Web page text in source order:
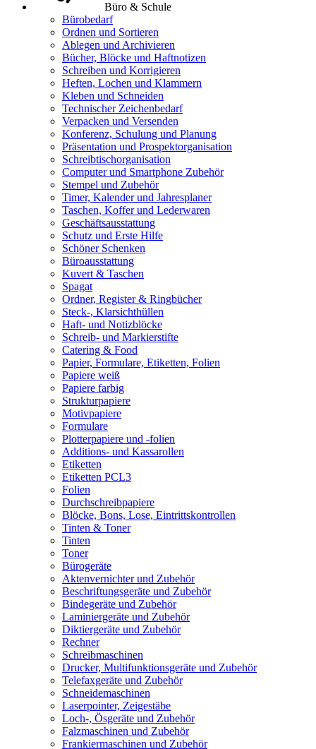
Büro & Schule
Bürobedarf
Ordnen und Sortieren
Ablegen und Archivieren
Bücher, Blöcke und Haftnotizen
Schreiben und Korrigieren
Heften, Lochen und Klammern
Kleben und Schneiden
Technischer Zeichenbedarf
Verpacken und Versenden
Konferenz, Schulung und Planung
Präsentation und Prospektorganisation
Schreibtischorganisation
Computer und Smartphone Zubehör
Stempel und Zubehör
Timer, Kalender und Jahresplaner
Taschen, Koffer und Lederwaren
Geschäftsausstattung
Schutz und Erste Hilfe
Schöner Schenken
Büroausstattung
Kuvert & Taschen
Spagat
Ordner, Register & Ringbücher
Steck-, Klarsichthüllen
Haft- und Notizblöcke
Schreib- und Markierstifte
Catering & Food
Papier, Formulare, Etiketten, Folien
Papiere weiß
Papiere farbig
Strukturpapiere
Motivpapiere
Formulare
Plotterpapiere und -folien
Additions- und Kassarollen
Etiketten
Etiketten PCL3
Folien
Durchschreibpapiere
Blöcke, Bons, Lose, Eintrittskontrollen
Tinten & Toner
Tinten
Toner
Bürogeräte
Aktenvernichter und Zubehör
Beschriftungsgeräte und Zubehör
Bindegeräte und Zubehör
Laminiergeräte und Zubehör
Diktiergeräte und Zubehör
Rechner
Schreibmaschinen
Drucker, Multifunktionsgeräte und Zubehör
Telefaxgeräte und Zubehör
Schneidemaschinen
Laserpointer, Zeigestäbe
Loch-, Ösgeräte und Zubehör
Falzmaschinen und Zubehör
Frankiermaschinen und Zubehör